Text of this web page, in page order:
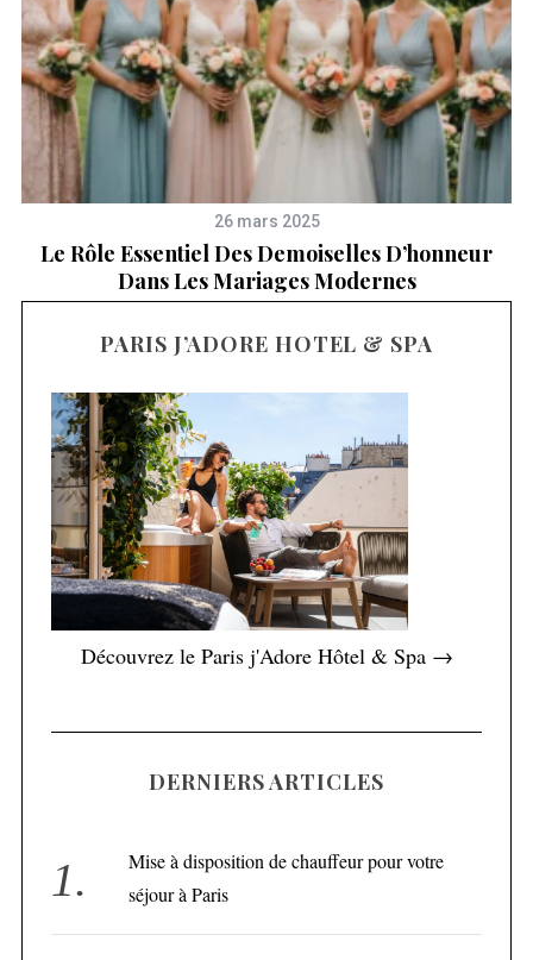
26 mars 2025
Le Rôle Essentiel Des Demoiselles D’honneur
Dans Les Mariages Modernes
PARIS J’ADORE HOTEL & SPA
Découvrez le Paris j'Adore Hôtel & Spa →
DERNIERS ARTICLES
Mise à disposition de chauffeur pour votre
séjour à Paris